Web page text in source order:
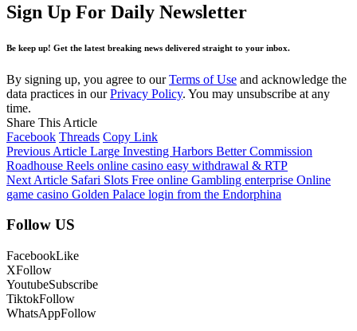
Sign Up For Daily Newsletter
Be keep up! Get the latest breaking news delivered straight to your inbox.
By signing up, you agree to ourTerms of Use and acknowledge the
data practices in ourPrivacy Policy. You may unsubscribe at any
time.
Share This Article
Facebook Threads Copy Link
Previous Article Large Investing Harbors Better Commission
Roadhouse Reels online casino easy withdrawal & RTP
Next Article Safari Slots Free online Gambling enterprise Online
game casino Golden Palace login from the Endorphina
Follow US
FacebookLike
XFollow
YoutubeSubscribe
TiktokFollow
WhatsAppFollow